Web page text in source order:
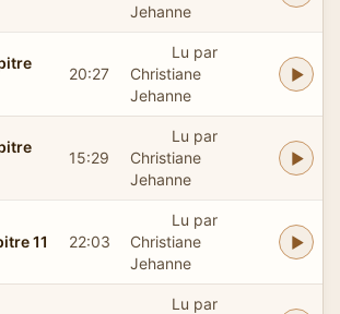
Jehanne
20:27
Lu par
Christiane
Jehanne
15:29
Lu par
Christiane
Jehanne
11 22:03
Lu par
Christiane
Jehanne
Lu par